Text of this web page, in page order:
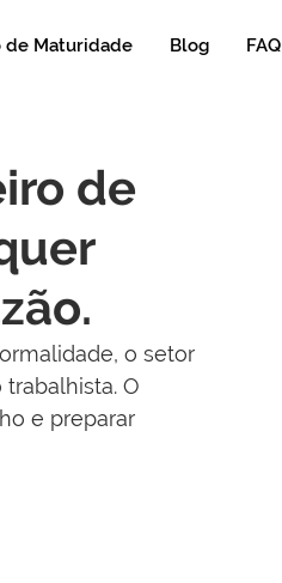
de Maturidade Blog FAQ
de
o setor
O
e preparar